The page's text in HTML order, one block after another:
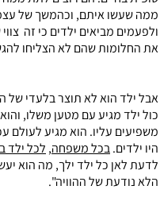
ממה שעשו איתם, וכהמשך של
ולפעמים מביאים ילדים כי זה
את החלומות שהם לא הצליחו
אבל ילד הוא לא תוצר בלעדי של
כול ילד מגיע עם מטען משלו,
משפיעים עליו. הוא מגיע לעולם
היו ילדים.בכל משפחה, לכל ילד
לדעת לאן כל ילד ילך, מה הוא
הלא נודעת של ההוויה".